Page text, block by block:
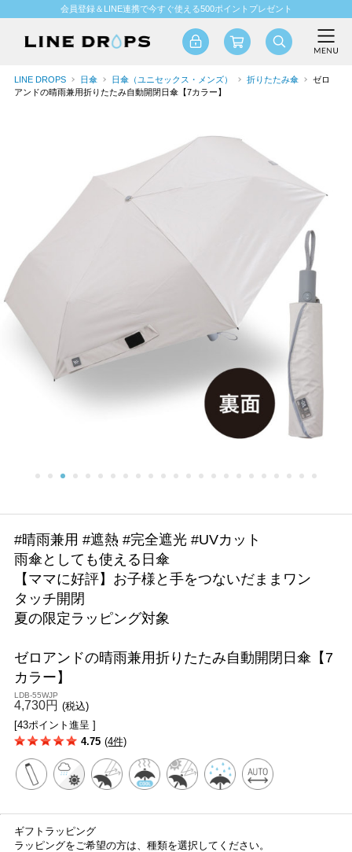
会員登録＆LINE連携で今すぐ使える500ポイントプレゼント
LINE DROPS 日傘 日傘（ユニセックス・メンズ） 折りたたみ傘
ゼロ
アンドの晴雨兼用折りたたみ自動開閉日傘【7カラー】
#晴雨兼用 #遮熱 #完全遮光 #UVカット
雨傘としても使える日傘
【ママに好評】お子様と手をつないだままワン
タッチ開閉
夏の限定ラッピング対象
ゼロアンドの晴雨兼用折りたたみ自動開閉日傘【7
カラー】
LDB-55WJP
4,730円 (税込)
[43ポイント進呈 ]
4.75 (4件)
ギフトラッピング
ラッピングをご希望の方は、種類を選択してください。